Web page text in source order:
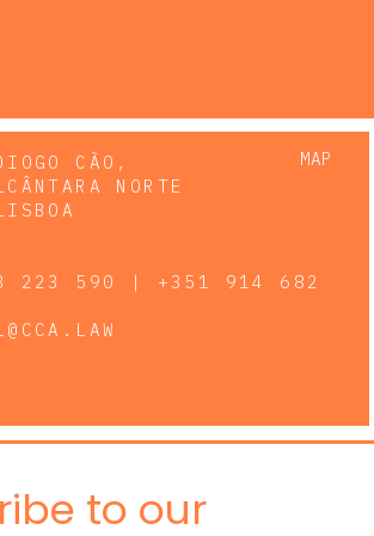
MAP
CÃO,
NORTE
223 590 | +351 914 682
to our